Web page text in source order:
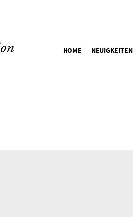
HOME NEUIGKEITEN